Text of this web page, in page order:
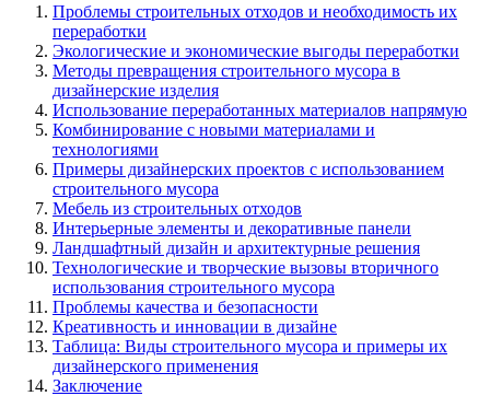
Проблемы строительных отходов и необходимость их
переработки
Экологические и экономические выгоды переработки
Методы превращения строительного мусора в
дизайнерские изделия
Использование переработанных материалов напрямую
Комбинирование с новыми материалами и
технологиями
Примеры дизайнерских проектов с использованием
строительного мусора
Мебель из строительных отходов
Интерьерные элементы и декоративные панели
Ландшафтный дизайн и архитектурные решения
Технологические и творческие вызовы вторичного
использования строительного мусора
Проблемы качества и безопасности
Креативность и инновации в дизайне
Таблица: Виды строительного мусора и примеры их
дизайнерского применения
Заключение